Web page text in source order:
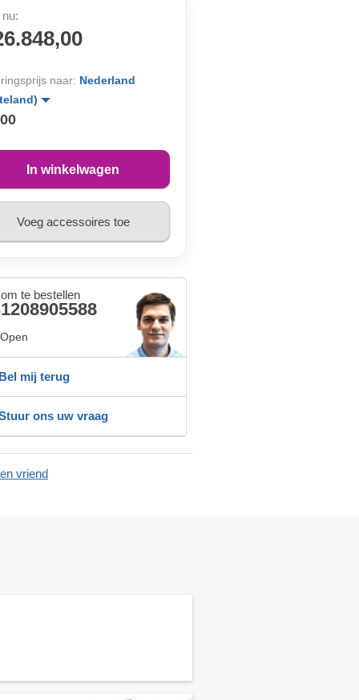
naar: Nederland
In winkelwagen
Voeg accessoires toe
te bestellen
Open
mij terug
ons uw vraag
vriend